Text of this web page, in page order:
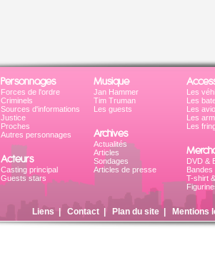
Personnages
Forces de l'ordre
Criminels
Sources d'informations
Justice
Proches
Autres personnages
Acteurs
Casting principal
Guests stars
Musique
Jan Hammer
Tim Truman
Les guests
Archives
Actualités
Articles
Sondages
Articles de presse
Les
Les
Les
Les
Les
DVD &
Bandes
T-shirt
Liens Contact| Plan du site| Mentions